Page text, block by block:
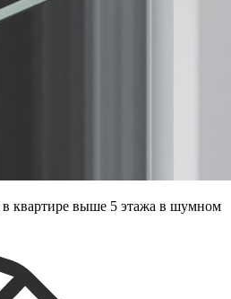
квартире выше 5 этажа в шумном